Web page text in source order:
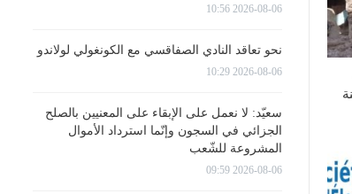
2026-08-06 10:56
نحو تعاقد النادي الصفاقسي مع الكونغولي لولاندو
2026-08-06 10:29
سعيّد: لا نعمل على الإبقاء على المعنيين بالصلح
الجزائي في السجون وإنّما استرداد الأموال
المشروعة للشّعب
2026-08-06 09:59